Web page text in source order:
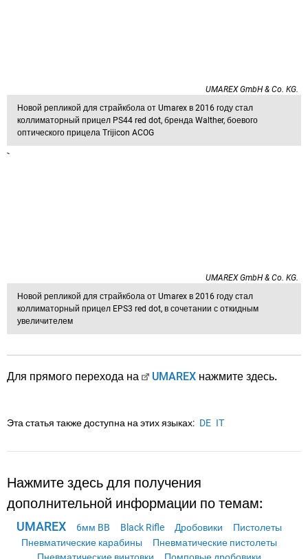
UMAREX GmbH & Co. KG.
Новой репликой для страйкбола от Umarex в 2016 году стал
коллиматорный прицел PS44 red dot, бренда Walther, боевого
оптического прицела Trijicon ACOG
UMAREX GmbH & Co. KG.
Новой репликой для страйкбола от Umarex в 2016 году стал
коллиматорный прицел EPS3 red dot, в сочетании с откидным
увеличителем
Для прямого перехода на UMAREXнажмите здесь.
Эта статья также доступна на этих языках: DE IT
Нажмите здесь для получения
дополнительной информации по темам:
UMAREX 6мм BB Black Rifle Дробовики
Пистолеты
Пневматические карабины
Пневматические пистолеты